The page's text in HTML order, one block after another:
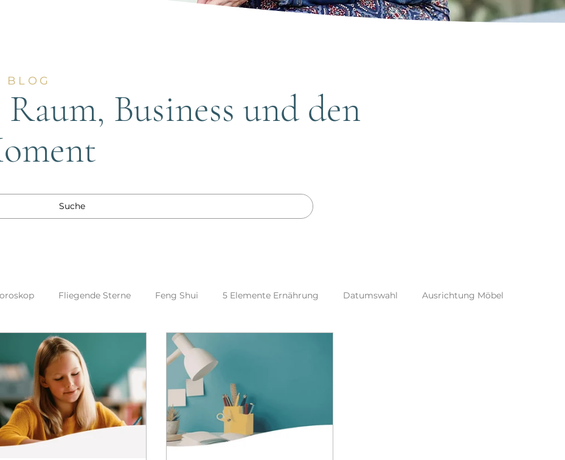
BLOG
Business und den
Fliegende Sterne Feng Shui 5 Elemente Ernährung Datumswahl Ausrichtung Möbel
Qi Fluss Feng Shui für Kinder